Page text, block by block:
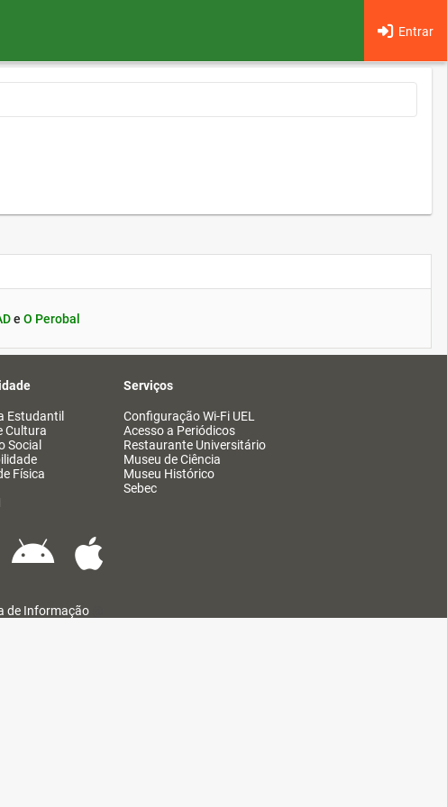
Entrar
e O Perobal
Estudantil
Cultura
Social
Física
Serviços
Configuração Wi-Fi UEL
Acesso a Periódicos
Restaurante Universitário
Museu de Ciência
Museu Histórico
Sebec
de Informação